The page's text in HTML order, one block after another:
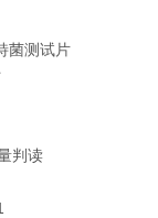
菌测试片
判读